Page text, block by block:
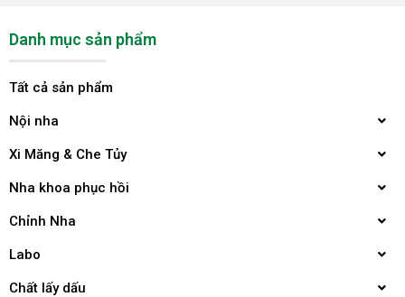
Danh mục sản phẩm
Tất cả sản phẩm
Nội nha
Xi Măng & Che Tủy
Nha khoa phục hồi
Chỉnh Nha
Labo
Chất lấy dấu